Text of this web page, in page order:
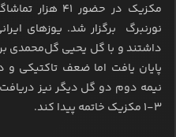
مکزیک در حضور
نورنبرگ برگزار شد. یوزهای
پایان یافت اما ضعف تاکتیکی
نیمه دوم دو گل دیگر نیز دریافت
۳-۱ مکزیک خاتمه پیدا کند.